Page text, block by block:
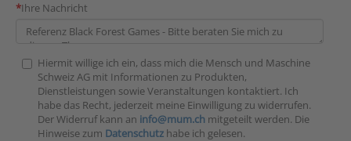
Ihre Nachricht
Hiermit willige ich ein, dass mich die Mensch und Maschine
Schweiz AG mit Informationen zu Produkten,
Dienstleistungen sowie Veranstaltungen kontaktiert. Ich
habe das Recht, jederzeit meine Einwilligung zu widerrufen.
Der Widerruf kann an info@mum.ch mitgeteilt werden. Die
Hinweise zum Datenschutz habe ich gelesen.